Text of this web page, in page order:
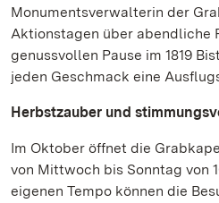
Monumentsverwalterin der
Aktionstagen über abendliche
genussvollen Pause im 1819
jeden Geschmack eine
Herbstzauber und
Im Oktober öffnet die
von Mittwoch bis Sonntag von
eigenen Tempo können die